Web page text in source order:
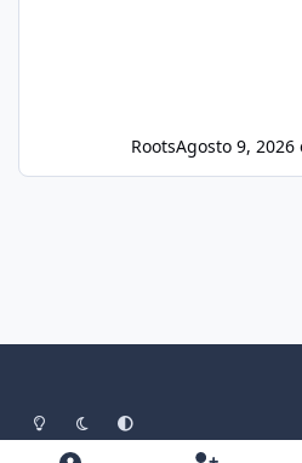
RootsAgosto 9, 2026
Light ModeDark ModeSystem Preference